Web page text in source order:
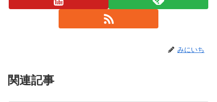
みにいち
関連記事